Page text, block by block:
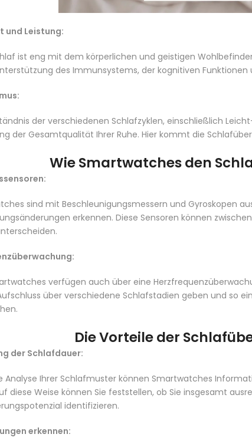
und Leistung:
ist eng mit dem körperlichen und geistigen
des Immunsystems, der kognitiven
der verschiedenen Schlafzyklen, einschließlich
der Gesamtqualität Ihrer Ruhe. Hier kommt die
Wie Smartwatches den
sind mit Beschleunigungsmessern und Gyroskopen
erkennen. Diese Sensoren können
verfügen auch über eine
über verschiedene Schlafstadien geben und so
Die Vorteile der
der Schlafdauer:
Analyse Ihrer Schlafmuster können Smartwatches
diese Weise können Sie feststellen, ob Sie insgesamt
identifizieren.
erkennen: